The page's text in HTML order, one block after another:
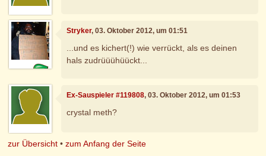
Stryker, 03. Oktober 2012, um 01:51
...und es kichert(!) wie verrückt, als es deinen
hals zudrüüühüückt...
Ex-Sauspieler #119808, 03. Oktober 2012, um 01:53
crystal meth?
zur Übersicht •zum Anfang der Seite